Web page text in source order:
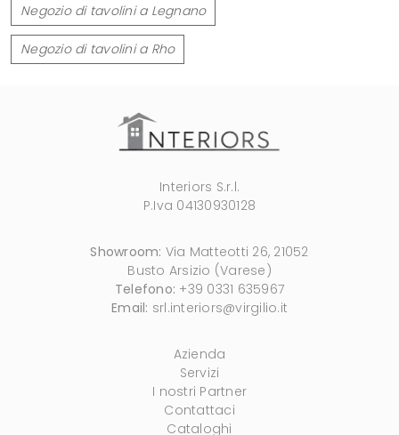
Negozio di tavolini a Legnano
Negozio di tavolini a Rho
Interiors S.r.l.
P.Iva 04130930128
Showroom: Via Matteotti 26, 21052
Busto Arsizio (Varese)
Telefono: +39 0331 635967
Email: srl.interiors@virgilio.it
Azienda
Servizi
I nostri Partner
Contattaci
Cataloghi